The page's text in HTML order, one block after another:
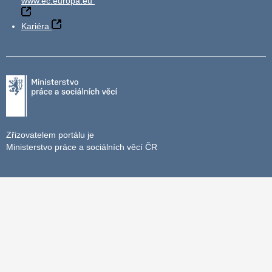
Kariéra
Zřizovatelem portálu je
Ministerstvo práce a sociálních věcí ČR